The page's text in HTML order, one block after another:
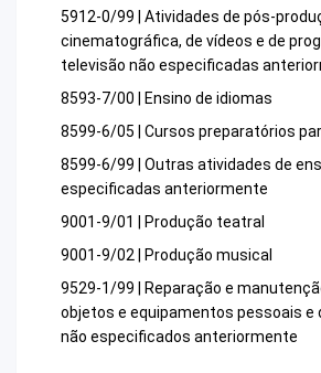
5912-0/99 | Atividades de pós-
cinematográfica, de vídeos e de
televisão não especificadas
8593-7/00 | Ensino de idiomas
8599-6/05 | Cursos preparatórios
8599-6/99 | Outras atividades de
especificadas anteriormente
9001-9/01 | Produção teatral
9001-9/02 | Produção musical
9529-1/99 | Reparação e
objetos e equipamentos pessoais e
não especificados anteriormente